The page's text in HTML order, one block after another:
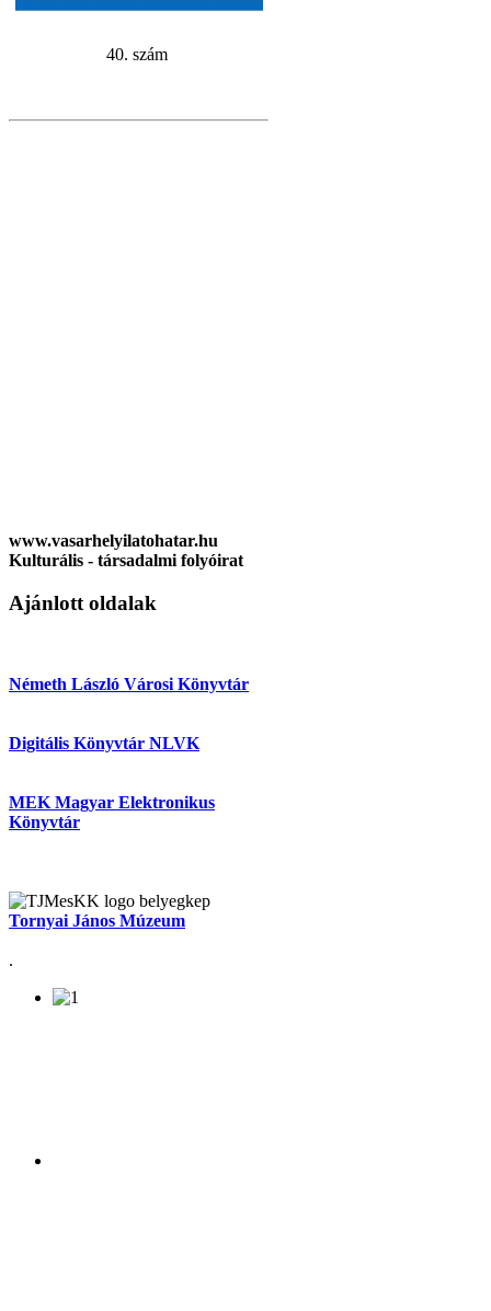
40. szám
www.vasarhelyilatohatar.hu
Kulturális - társadalmi folyóirat
Ajánlott oldalak
Németh László Városi Könyvtár
Digitális Könyvtár NLVK
MEK Magyar Elektronikus
Könyvtár
Tornyai János Múzeum
.